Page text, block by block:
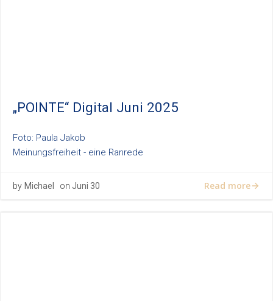
„POINTE“ Digital Juni 2025
Foto: Paula Jakob
Meinungsfreiheit - eine Ranrede
by Michael on Juni 30 Read more